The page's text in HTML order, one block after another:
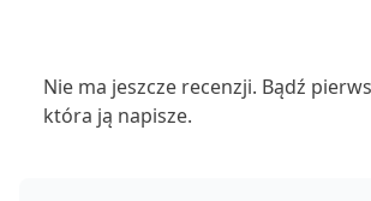
Nie ma jeszcze recenzji. Bądź
która ją napisze.